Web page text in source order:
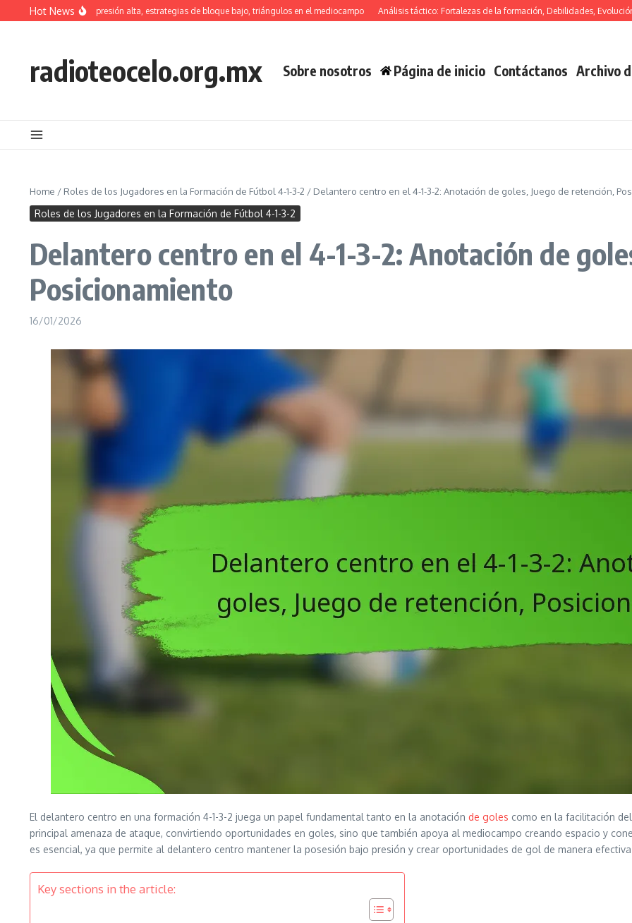
Skip to content
Hot News
1-3-2: tácticas de presión alta, estrategias de bloque bajo, triángulos en el mediocampo Análisis táctico: Fortalezas de la formación, Debilidades, Evolución
radioteocelo.org.mx Sobre nosotros Página de inicio Contáctanos Archivo
Home / Roles de los Jugadores en la Formación de Fútbol 4-1-3-2 / Delantero centro en el 4-1-3-2: Anotación de goles, Juego de retención,
Roles de los Jugadores en la Formación de Fútbol 4-1-3-2
Delantero centro en el 4-1-3-2: Anotación de
Posicionamiento
16/01/2026
El delantero centro en una formación 4-1-3-2 juega un papel fundamental tanto en la anotación de goles como en la facilitación
principal amenaza de ataque, convirtiendo oportunidades en goles, sino que también apoya al mediocampo creando espacio y
es esencial, ya que permite al delantero centro mantener la posesión bajo presión y crear oportunidades de gol de manera
Key sections in the article: